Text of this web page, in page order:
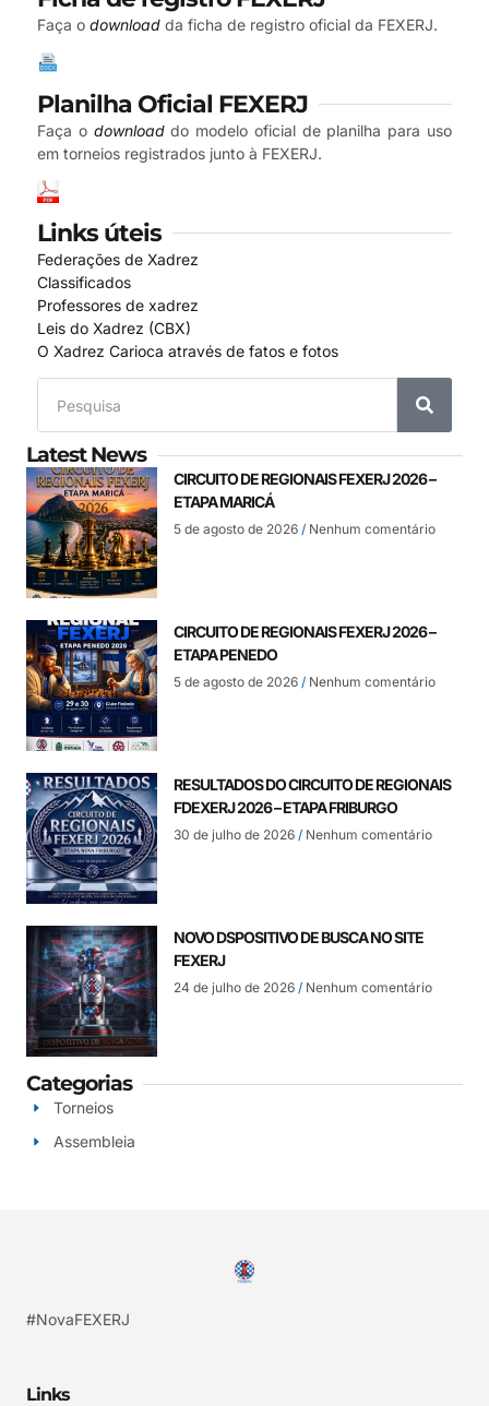
Faça o download da ficha de registro oficial da FEXERJ.
Planilha Oficial FEXERJ
Faça o downloaddo modelo oficial de planilha para uso
em torneios registrados junto à FEXERJ.
Links úteis
Federações de Xadrez
Classificados
Professores de xadrez
Leis do Xadrez (CBX)
O Xadrez Carioca através de fatos e fotos
Latest News
CIRCUITO DE REGIONAIS FEXERJ 2026 –
ETAPA MARICÁ
5 de agosto de 2026 Nenhum comentário
CIRCUITO DE REGIONAIS FEXERJ 2026 –
ETAPA PENEDO
5 de agosto de 2026 Nenhum comentário
RESULTADOS DO CIRCUITO DE REGIONAIS
FDEXERJ 2026 – ETAPA FRIBURGO
30 de julho de 2026 Nenhum comentário
NOVO DSPOSITIVO DE BUSCA NO SITE
FEXERJ
24 de julho de 2026 Nenhum comentário
Categorias
Torneios
Assembleia
#NovaFEXERJ
Links